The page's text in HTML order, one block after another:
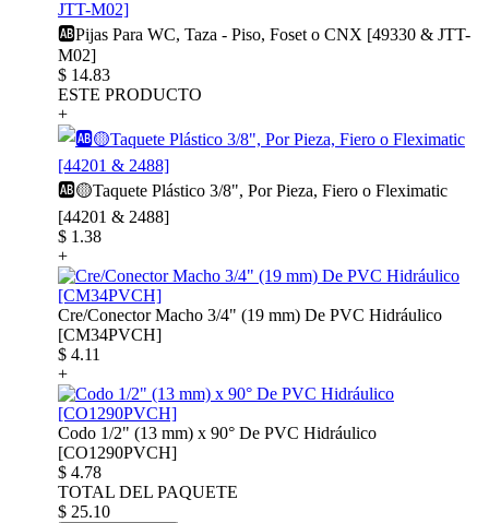
🆎Pijas Para WC, Taza - Piso, Foset o CNX [49330 & JTT-
M02]
$ 14.83
ESTE PRODUCTO
+
🆎🟡Taquete Plástico 3/8", Por Pieza, Fiero o Fleximatic
[44201 & 2488]
$ 1.38
+
Cre/Conector Macho 3/4" (19 mm) De PVC Hidráulico
[CM34PVCH]
$ 4.11
+
Codo 1/2" (13 mm) x 90° De PVC Hidráulico
[CO1290PVCH]
$ 4.78
TOTAL DEL PAQUETE
$ 25.10